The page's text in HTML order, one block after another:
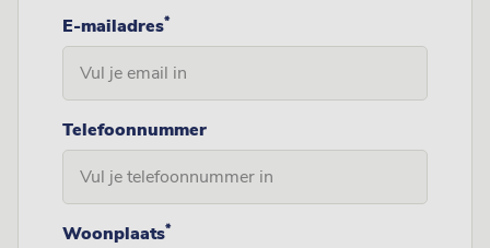
E-mailadres*
Telefoonnummer
Woonplaats*